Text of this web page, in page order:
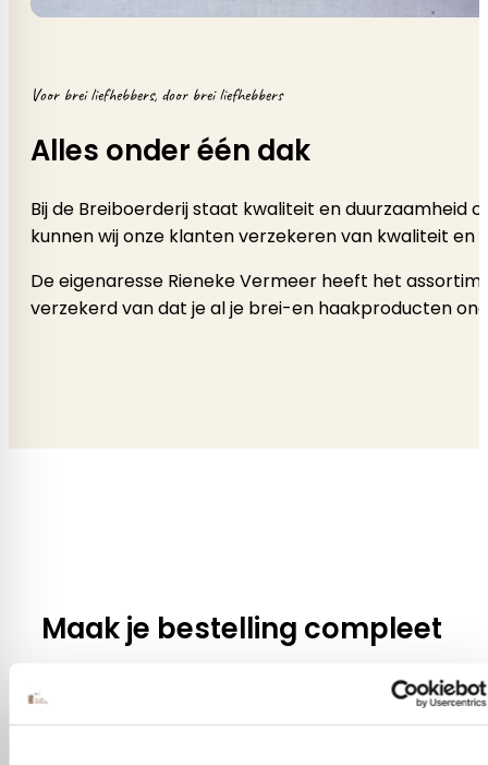
Voor brei liefhebbers, door brei liefhebbers
Alles onder één dak
Bij de Breiboerderij staat kwaliteit en duurzaamheid
kunnen wij onze klanten verzekeren van kwaliteit en
De eigenaresse Rieneke Vermeer heeft het
verzekerd van dat je al je brei-en haakproducten
Maak je bestelling compleet